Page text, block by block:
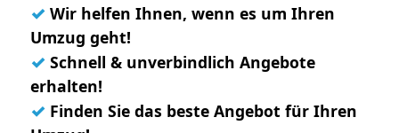
✓ Wir helfen Ihnen, wenn es um Ihren
Umzug geht!
✓ Schnell & unverbindlich Angebote
erhalten!
✓ Finden Sie das beste Angebot für Ihren